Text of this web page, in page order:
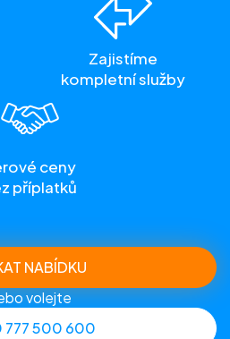
Zajistíme
kompletní služby
ceny
příplatků
NABÍDKU
volejte
777 500 600